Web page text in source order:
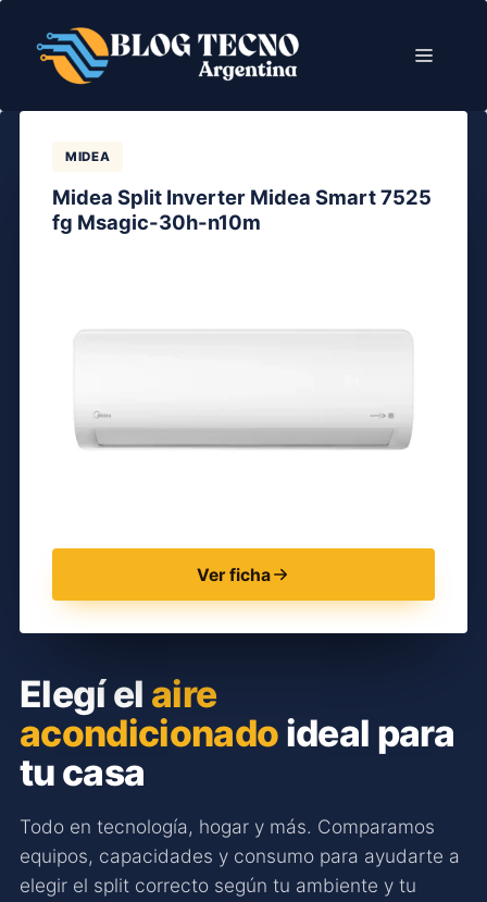
contenido
Menú
Elegí el aire
acondicionadoideal para
tu casa
Todo en tecnología, hogar y más. Comparamos
equipos, capacidades y consumo para ayudarte a
elegir el split correcto según tu ambiente y tu
MIDEA
Midea Split Inverter Midea Smart 7525
fg Msagic-30h-n10m
Ver ficha